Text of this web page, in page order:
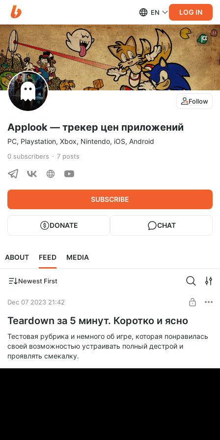
EN LOG IN
Follow
Applook — трекер цен приложений
PC, Playstation, Xbox, Nintendo, iOS, Android
0 subscribers 7 posts
SUBSCRIBE
DONATE CHAT
ABOUT FEED MEDIA
Newest First
Dec 07 2023 21:42
Teardown за 5 минут. Коротко и ясно
Тестовая рубрика и немного об игре, которая понравилась
своей возможностью устраивать полный дестрой и
проявлять смекалку.